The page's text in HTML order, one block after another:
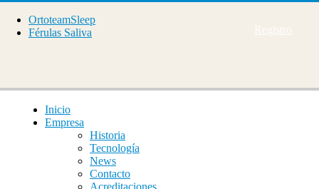
Registro
OrtoteamSleep
Férulas Saliva
Inicio
Empresa
Historia
Tecnología
News
Contacto
Acreditaciones